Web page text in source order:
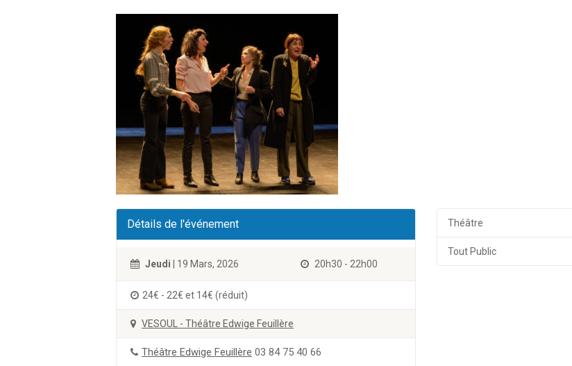
Détails de l'événement
Jeudi | 19 Mars, 2026 20h30 - 22h00
24€ - 22€ et 14€ (réduit)
VESOUL - Théâtre Edwige Feuillère
Théâtre Edwige Feuillère 03 84 75 40 66
Théâtre
Tout Public